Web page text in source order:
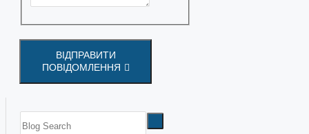
ВІДПРАВИТИ
ПОВІДОМЛЕННЯ